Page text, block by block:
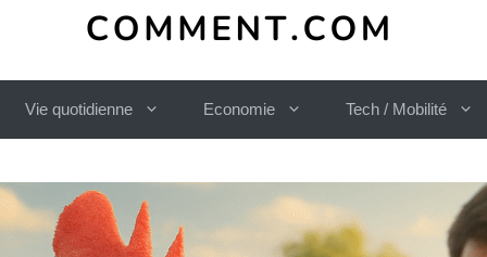
Vie quotidienne Economie Tech / Mobilité